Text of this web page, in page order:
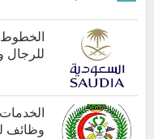
أخبار هامة
الخطوط
للرجال
وظائف